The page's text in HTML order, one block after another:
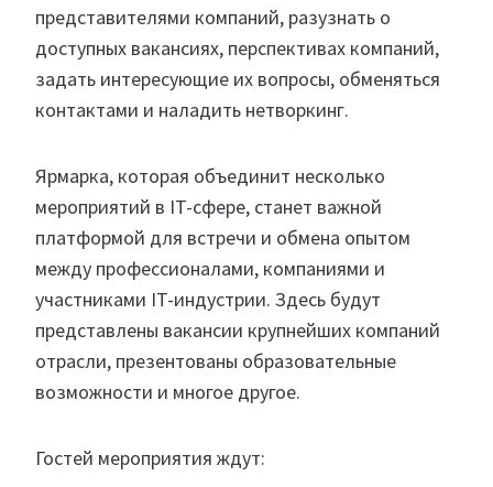
представителями компаний, разузнать о
доступных вакансиях, перспективах компаний,
задать интересующие их вопросы, обменяться
контактами и наладить нетворкинг.
Ярмарка, которая объединит несколько
мероприятий в IT-сфере, станет важной
платформой для встречи и обмена опытом
между профессионалами, компаниями и
участниками IT-индустрии. Здесь будут
представлены вакансии крупнейших компаний
отрасли, презентованы образовательные
возможности и многое другое.
Гостей мероприятия ждут: